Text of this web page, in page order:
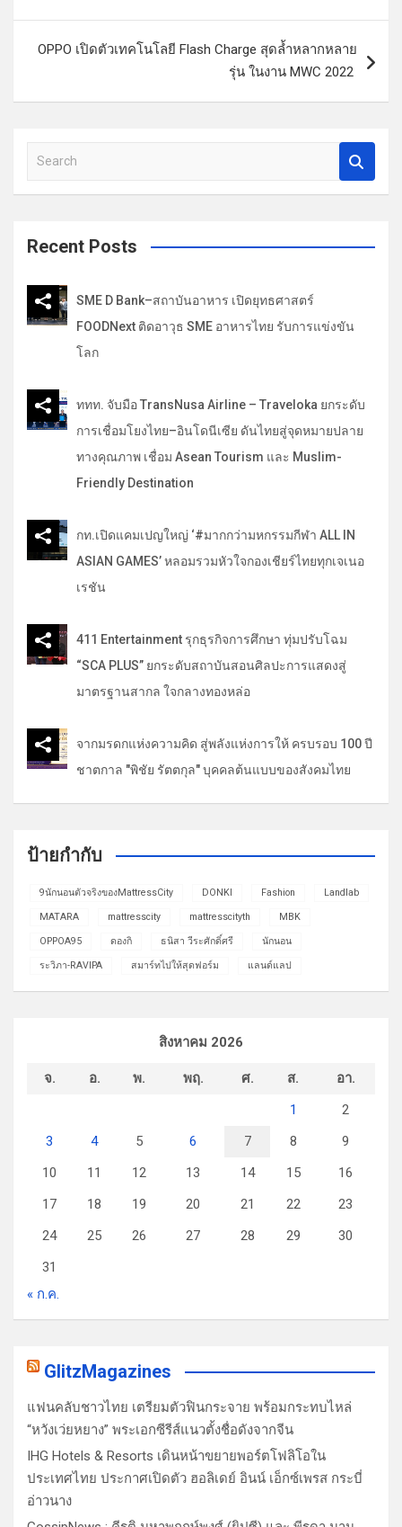
ว
OPPO เปิดตัวเทคโนโลยี Flash Charge สุดล้ำหลากหลาย
รุ่น ในงาน MWC 2022
a
c
Recent Posts
SME D Bank–สถาบันอาหาร เปิดยุทธศาสตร์
FOODNext ติดอาวุธ SME อาหารไทย รับการแข่งขัน
โลก
ททท. จับมือ TransNusa Airline – Traveloka ยกระดับ
การเชื่อมโยงไทย–อินโดนีเซีย ดันไทยสู่จุดหมายปลาย
ทางคุณภาพ เชื่อม Asean Tourism และ Muslim-
Friendly Destination
กท.เปิดแคมเปญใหญ่ ‘#มากกว่ามหกรรมกีฬา ALL IN
ASIAN GAMES’ หลอมรวมหัวใจกองเชียร์ไทยทุกเจเนอ
เรชัน
411 Entertainment รุกธุรกิจการศึกษา ทุ่มปรับโฉม
“SCA PLUS” ยกระดับสถาบันสอนศิลปะการแสดงสู่
มาตรฐานสากล ใจกลางทองหล่อ
จากมรดกแห่งความคิด สู่พลังแห่งการให้ ครบรอบ 100 ปี
ชาตกาล "พิชัย รัตตกุล" บุคคลต้นแบบของสังคมไทย
ป้ายกำกับ
9นักนอนตัวจริงของMattressCity DONKI Fashion Landlab
MATARA mattresscity mattresscityth MBK
OPPOA95 ดองกิ ธนิสา วีระศักดิ์ศรี นักนอน
ระวิภา-RAVIPA สมาร์ทไปให้สุดฟอร์ม แลนด์แลป
สิงหาคม 2026
จ. อ. พ. พฤ. ศ. ส.
อา.
1
2
3
4 5 6 7 8
9
10
11 12 13 14 15
16
17
18 19 20 21 22
23
24
25 26 27 28 29
30
31
« ก.ค.
GlitzMagazines
แฟนคลับชาวไทย เตรียมตัวฟินกระจาย พร้อมกระทบไหล่
“หวังเว่ยหยาง” พระเอกซีรีส์แนวตั้งชื่อดังจากจีน
IHG Hotels & Resorts เดินหน้าขยายพอร์ตโฟลิโอใน
ประเทศไทย ประกาศเปิดตัว ฮอลิเดย์ อินน์ เอ็กซ์เพรส กระบี่
อ่าวนาง